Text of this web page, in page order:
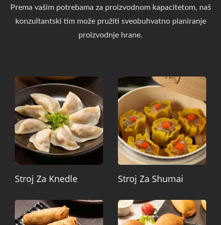
Prema vašim potrebama za proizvodnom kapacitetom, naš
konzultantski tim može pružiti sveobuhvatno planiranje
proizvodnje hrane.
Stroj Za Knedle Stroj Za Shumai